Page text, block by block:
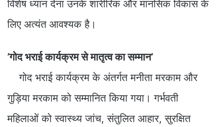
विशेष ध्यान देना उनके शारीरिक और मानसिक विकास के
लिए अत्यंत आवश्यक है।
’गोद भराई कार्यक्रम से मातृत्व का सम्मान’
गोद भराई कार्यक्रम के अंतर्गत मनीता मरकाम और
गुड़िया मरकाम को सम्मानित किया गया। गर्भवती
महिलाओं को स्वास्थ्य जांच, संतुलित आहार, सुरक्षित